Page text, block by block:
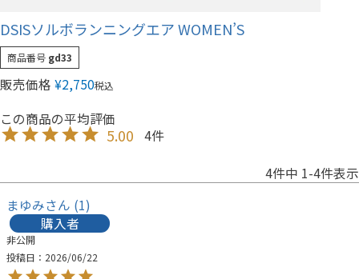
DSISソルボランニングエア WOMEN’S
商品番号 gd33
販売価格 ¥2,750税込
5.00 4
4件中 1-4件表示
まゆみ
1
購入者
非公開
投稿日
2026/06/22